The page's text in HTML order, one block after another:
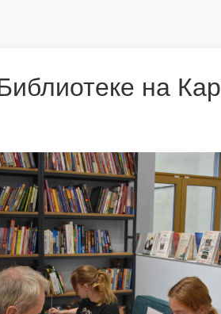
на